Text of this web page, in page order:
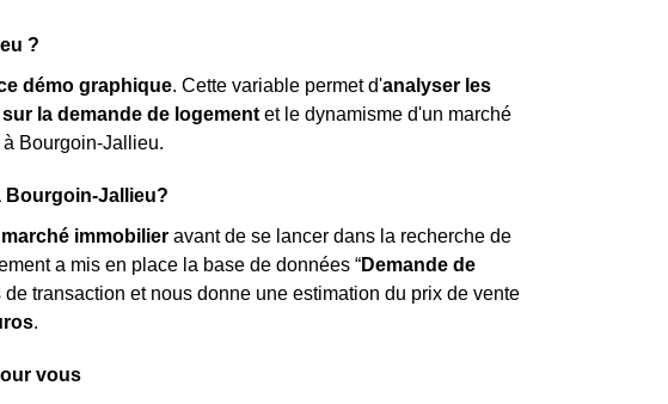
?
démo graphique. Cette variable permet d'analyser les
la demande de logement et le dynamisme d'un marché
à Bourgoin-Jallieu.
Bourgoin-Jallieu?
immobilier avant de se lancer dans la recherche de
a mis en place la base de données “Demande de
transaction et nous donne une estimation du prix de vente
.
vous